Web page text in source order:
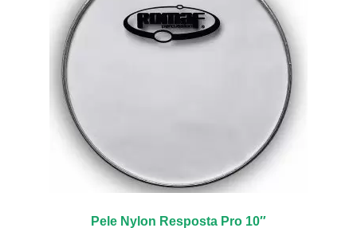
Pele Nylon Resposta Pro 10″